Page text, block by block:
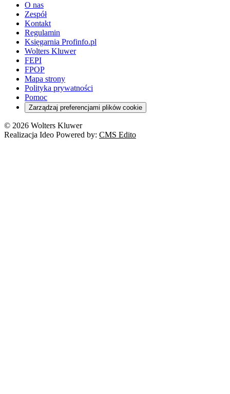
O nas
Zespół
Kontakt
Regulamin
Księgarnia Profinfo.pl
Wolters Kluwer
FEPI
FPOP
Mapa strony
Polityka prywatności
Pomoc
Zarządzaj preferencjami plików cookie
© 2026 Wolters Kluwer
Realizacja Ideo Powered by: CMS Edito